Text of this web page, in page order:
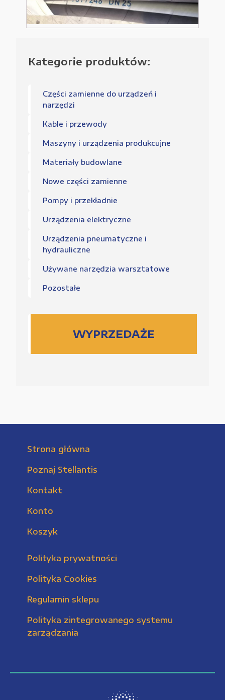
Kategorie produktów:
Części zamienne do urządzeń i
narzędzi
Kable i przewody
Maszyny i urządzenia produkcujne
Materiały budowlane
Nowe części zamienne
Pompy i przekładnie
Urządzenia elektryczne
Urządzenia pneumatyczne i
hydrauliczne
Używane narzędzia warsztatowe
Pozostałe
WYPRZEDAŻE
Strona główna
Poznaj Stellantis
Kontakt
Konto
Koszyk
Polityka prywatności
Polityka Cookies
Regulamin sklepu
Polityka zintegrowanego systemu
zarządzania